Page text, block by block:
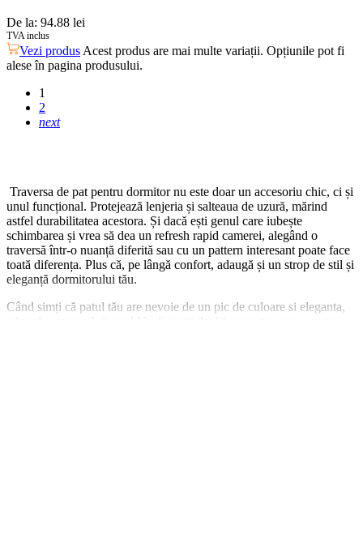
De la: 94.88 lei
TVA inclus
Vezi produs Acest produs are mai multe variații. Opțiunile pot fi
alese în pagina produsului.
1
2
next
Traversa de pat pentru dormitor nu este doar un accesoriu chic, ci și
unul funcțional. Protejează lenjeria și salteaua de uzură, mărind
astfel durabilitatea acestora. Și dacă ești genul care iubește
schimbarea și vrea să dea un refresh rapid camerei, alegând o
traversă într-o nuanță diferită sau cu un pattern interesant poate face
toată diferența. Plus că, pe lângă confort, adaugă și un strop de stil și
eleganță dormitorului tău.
Când simți că patul tău are nevoie de un pic de culoare si eleganta,